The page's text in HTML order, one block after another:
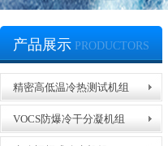
产品展示 PRODUCTORS
精密高低温冷热测试机组
VOCS防爆冷干分凝机组